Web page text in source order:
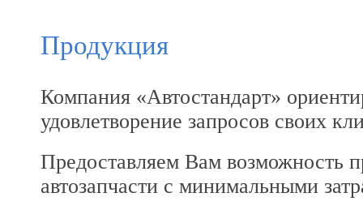
Продукция
Компания «Автостандарт»
удовлетворение запросов своих
Предоставляем Вам возможность
автозапчасти с минимальными